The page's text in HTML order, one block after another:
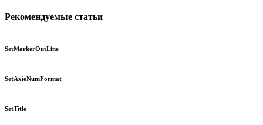
Рекомендуемые статьи
SetMarkerOutLine
SetAxieNumFormat
SetTitle